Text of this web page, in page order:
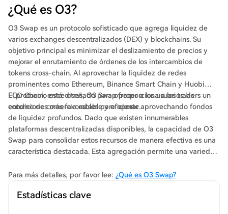
¿Qué es O3?
O3 Swap es un protocolo sofisticado que agrega liquidez de
varios exchanges descentralizados (DEX) y blockchains. Su
objetivo principal es minimizar el deslizamiento de precios y
mejorar el enrutamiento de órdenes de los intercambios de
tokens cross-chain. Al aprovechar la liquidez de redes
prominentes como Ethereum, Binance Smart Chain y Huobi
ECO Chain, entre otras, O3 Swap proporciona a los traders un
entorno de comercio estable y eficiente.
El protocolo está diseñado para ofrecer a los usuarios las
condiciones más favorables para operar aprovechando fondos
de liquidez profundos. Dado que existen innumerables
plataformas descentralizadas disponibles, la capacidad de O3
Swap para consolidar estos recursos de manera efectiva es una
característica destacada. Esta agregación permite una variedad
necesidades de los usuarios mientras promueve un paisaje de
Para más detalles, por favor lee: ¿Qué es O3 Swap?
Estadísticas clave